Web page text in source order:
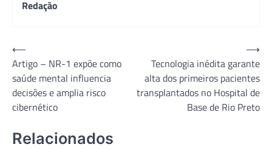
Redação
Navegação
de
Post
⟵
Artigo – NR-1 expõe como
saúde mental influencia
decisões e amplia risco
cibernético
Tecnologia inédita garante
alta dos primeiros pacientes
transplantados no Hospital de
Base de Rio Preto
⟶
Relacionados